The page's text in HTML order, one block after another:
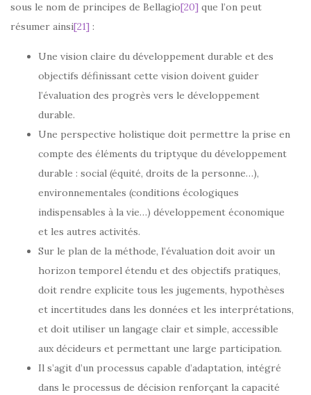
sous le nom de principes de Bellagio[20] que l’on peut
résumer ainsi[21] :
Une vision claire du développement durable et des
objectifs définissant cette vision doivent guider
l’évaluation des progrès vers le développement
durable.
Une perspective holistique doit permettre la prise en
compte des éléments du triptyque du développement
durable : social (équité, droits de la personne…),
environnementales (conditions écologiques
indispensables à la vie…) développement économique
et les autres activités.
Sur le plan de la méthode, l’évaluation doit avoir un
horizon temporel étendu et des objectifs pratiques,
doit rendre explicite tous les jugements, hypothèses
et incertitudes dans les données et les interprétations,
et doit utiliser un langage clair et simple, accessible
aux décideurs et permettant une large participation.
Il s’agit d’un processus capable d’adaptation, intégré
dans le processus de décision renforçant la capacité